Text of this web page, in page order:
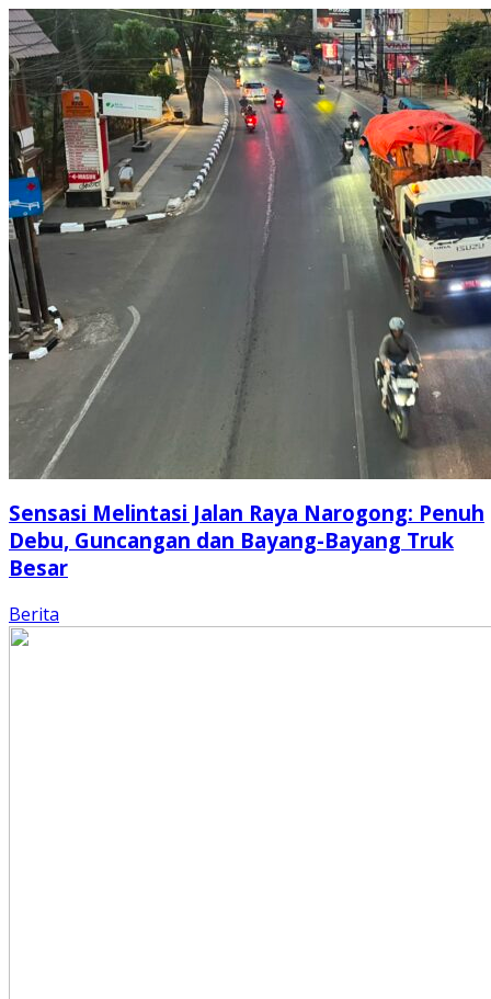
Sensasi Melintasi Jalan Raya Narogong: Penuh
Debu, Guncangan dan Bayang-Bayang Truk
Besar
Berita